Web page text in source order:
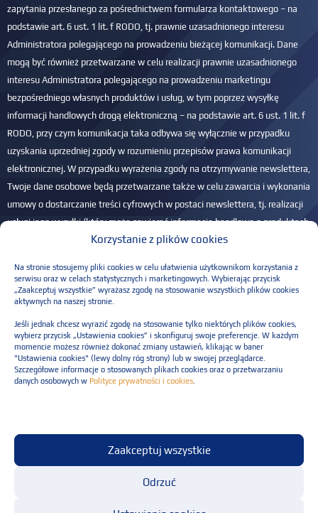
Korzystanie z plików cookies
Na stronie stosujemy pliki cookies w celu ułatwienia użytkownikom korzystania z
serwisu oraz w celach statystycznych i marketingowych. Wybierając przycisk
„Zaakceptuj wszystkie” wyrażasz zgodę na stosowanie wszystkich plików cookies
aktywnych na naszej stronie.
Jeśli jednak chcesz wyrazić zgodę na stosowanie tylko niektórych plików cookies,
wybierz przycisk „Ustawienia cookies” i skonfiguruj swoje preferencje. W każdym
momencie możesz również dokonać zmiany ustawień, klikając w baner
"Ustawienia cookies" (lewy dolny róg strony) lub w swojej przeglądarce.
Szczegółowe informacje o stosowanych plikach cookies oraz o przetwarzaniu
danych osobowych w Polityce prywatności i cookies
Zaakceptuj wszystkie
Odrzuć
zapytania przesłanego za pośrednictwem formularza kontaktowego – na
podstawie art. 6 ust. 1 lit. f RODO, tj. prawnie uzasadnionego interesu
Administratora polegającego na prowadzeniu bieżącej komunikacji. Dane
mogą być również przetwarzane w celu realizacji prawnie uzasadnionego
interesu Administratora polegającego na prowadzeniu marketingu
bezpośredniego własnych produktów i usług, w tym poprzez wysyłkę
informacji handlowych drogą elektroniczną – na podstawie art. 6 ust. 1 lit. f
RODO, przy czym komunikacja taka odbywa się wyłącznie w przypadku
uzyskania uprzedniej zgody w rozumieniu przepisów prawa komunikacji
elektronicznej. W przypadku wyrażenia zgody na otrzymywanie newslettera,
Twoje dane osobowe będą przetwarzane także w celu zawarcia i wykonania
umowy o dostarczanie treści cyfrowych w postaci newslettera, tj. realizacji
usługi jego wysyłki (który może zawierać informacje handlowe o produktach
i usługach Administratora) na podany adres e-mail – na podstawie art. 6 ust.
sprostowania, usunięcia, ograniczenia przetwarzania, przenoszenia danych
oraz wniesienia sprzeciwu. Masz również prawo do wniesienia skargi do
Więcej informacji wPolityce prywatności.
Please leave this field empty.
Regulaminu świadczenia usług
© Resilia Sp. z o.o. Wszelkie prawa zastrzeżone